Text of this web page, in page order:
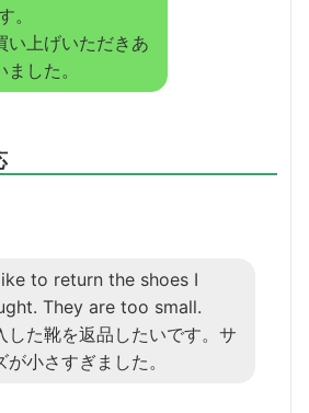
。
い上げいただきあ
した。
like to return the shoes I
They are too small.
した靴を返品したいです。サ
が小さすぎました。